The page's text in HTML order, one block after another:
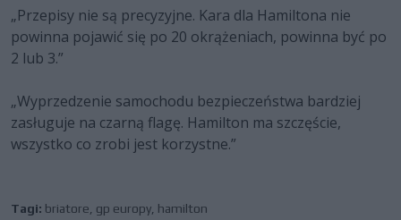
„Przepisy nie są precyzyjne. Kara dla Hamiltona nie
powinna pojawić się po 20 okrążeniach, powinna być po
2 lub 3.”
„Wyprzedzenie samochodu bezpieczeństwa bardziej
zasługuje na czarną flagę. Hamilton ma szczęście,
wszystko co zrobi jest korzystne.”
Tagi: briatore gp europy hamilton